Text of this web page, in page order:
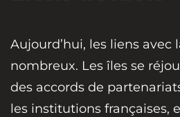
Aujourd’hui, les liens avec
nombreux. Les îles se
des accords de
les institutions françaises,